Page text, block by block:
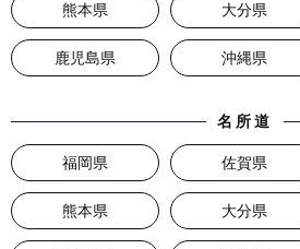
熊本県 大分県
鹿児島県 沖縄県
名所道
福岡県 佐賀県
熊本県 大分県